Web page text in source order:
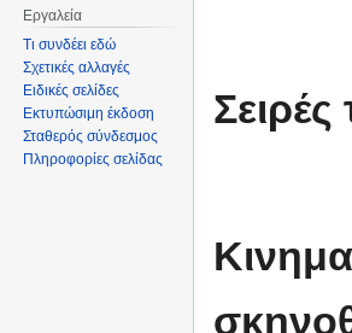
Σειρές
Εργαλεία
Τι συνδέει εδώ
Σχετικές αλλαγές
Ειδικές σελίδες
Εκτυπώσιμη έκδοση
Σταθερός σύνδεσμος
Πληροφορίες σελίδας